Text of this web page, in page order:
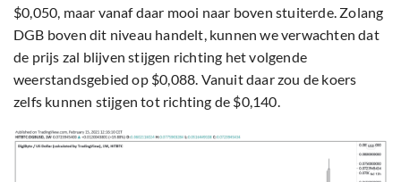
$0,050, maar vanaf daar mooi naar boven stuiterde. Zolang
DGB boven dit niveau handelt, kunnen we verwachten dat
de prijs zal blijven stijgen richting het volgende
weerstandsgebied op $0,088. Vanuit daar zou de koers
zelfs kunnen stijgen tot richting de $0,140.